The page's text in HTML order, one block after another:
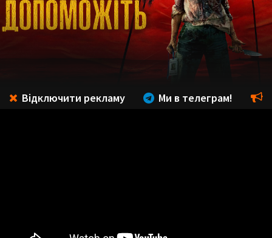
Відключити рекламу Ми в телеграм!